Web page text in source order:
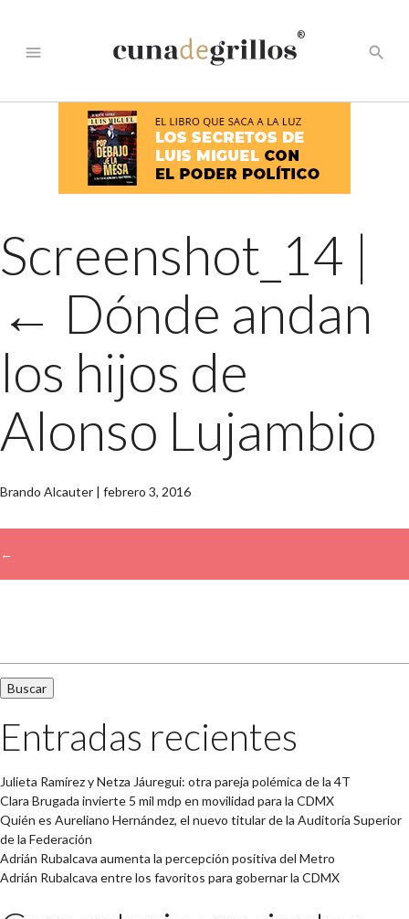
menu
®
search
Screenshot_14 |
← Dónde andan
los hijos de
Alonso Lujambio
Brando Alcauter | febrero 3, 2016
←
Entradas recientes
Julieta Ramírez y Netza Jáuregui: otra pareja polémica de la 4T
Clara Brugada invierte 5 mil mdp en movilidad para la CDMX
Quién es Aureliano Hernández, el nuevo titular de la Auditoría Superior
de la Federación
Adrián Rubalcava aumenta la percepción positiva del Metro
Adrián Rubalcava entre los favoritos para gobernar la CDMX